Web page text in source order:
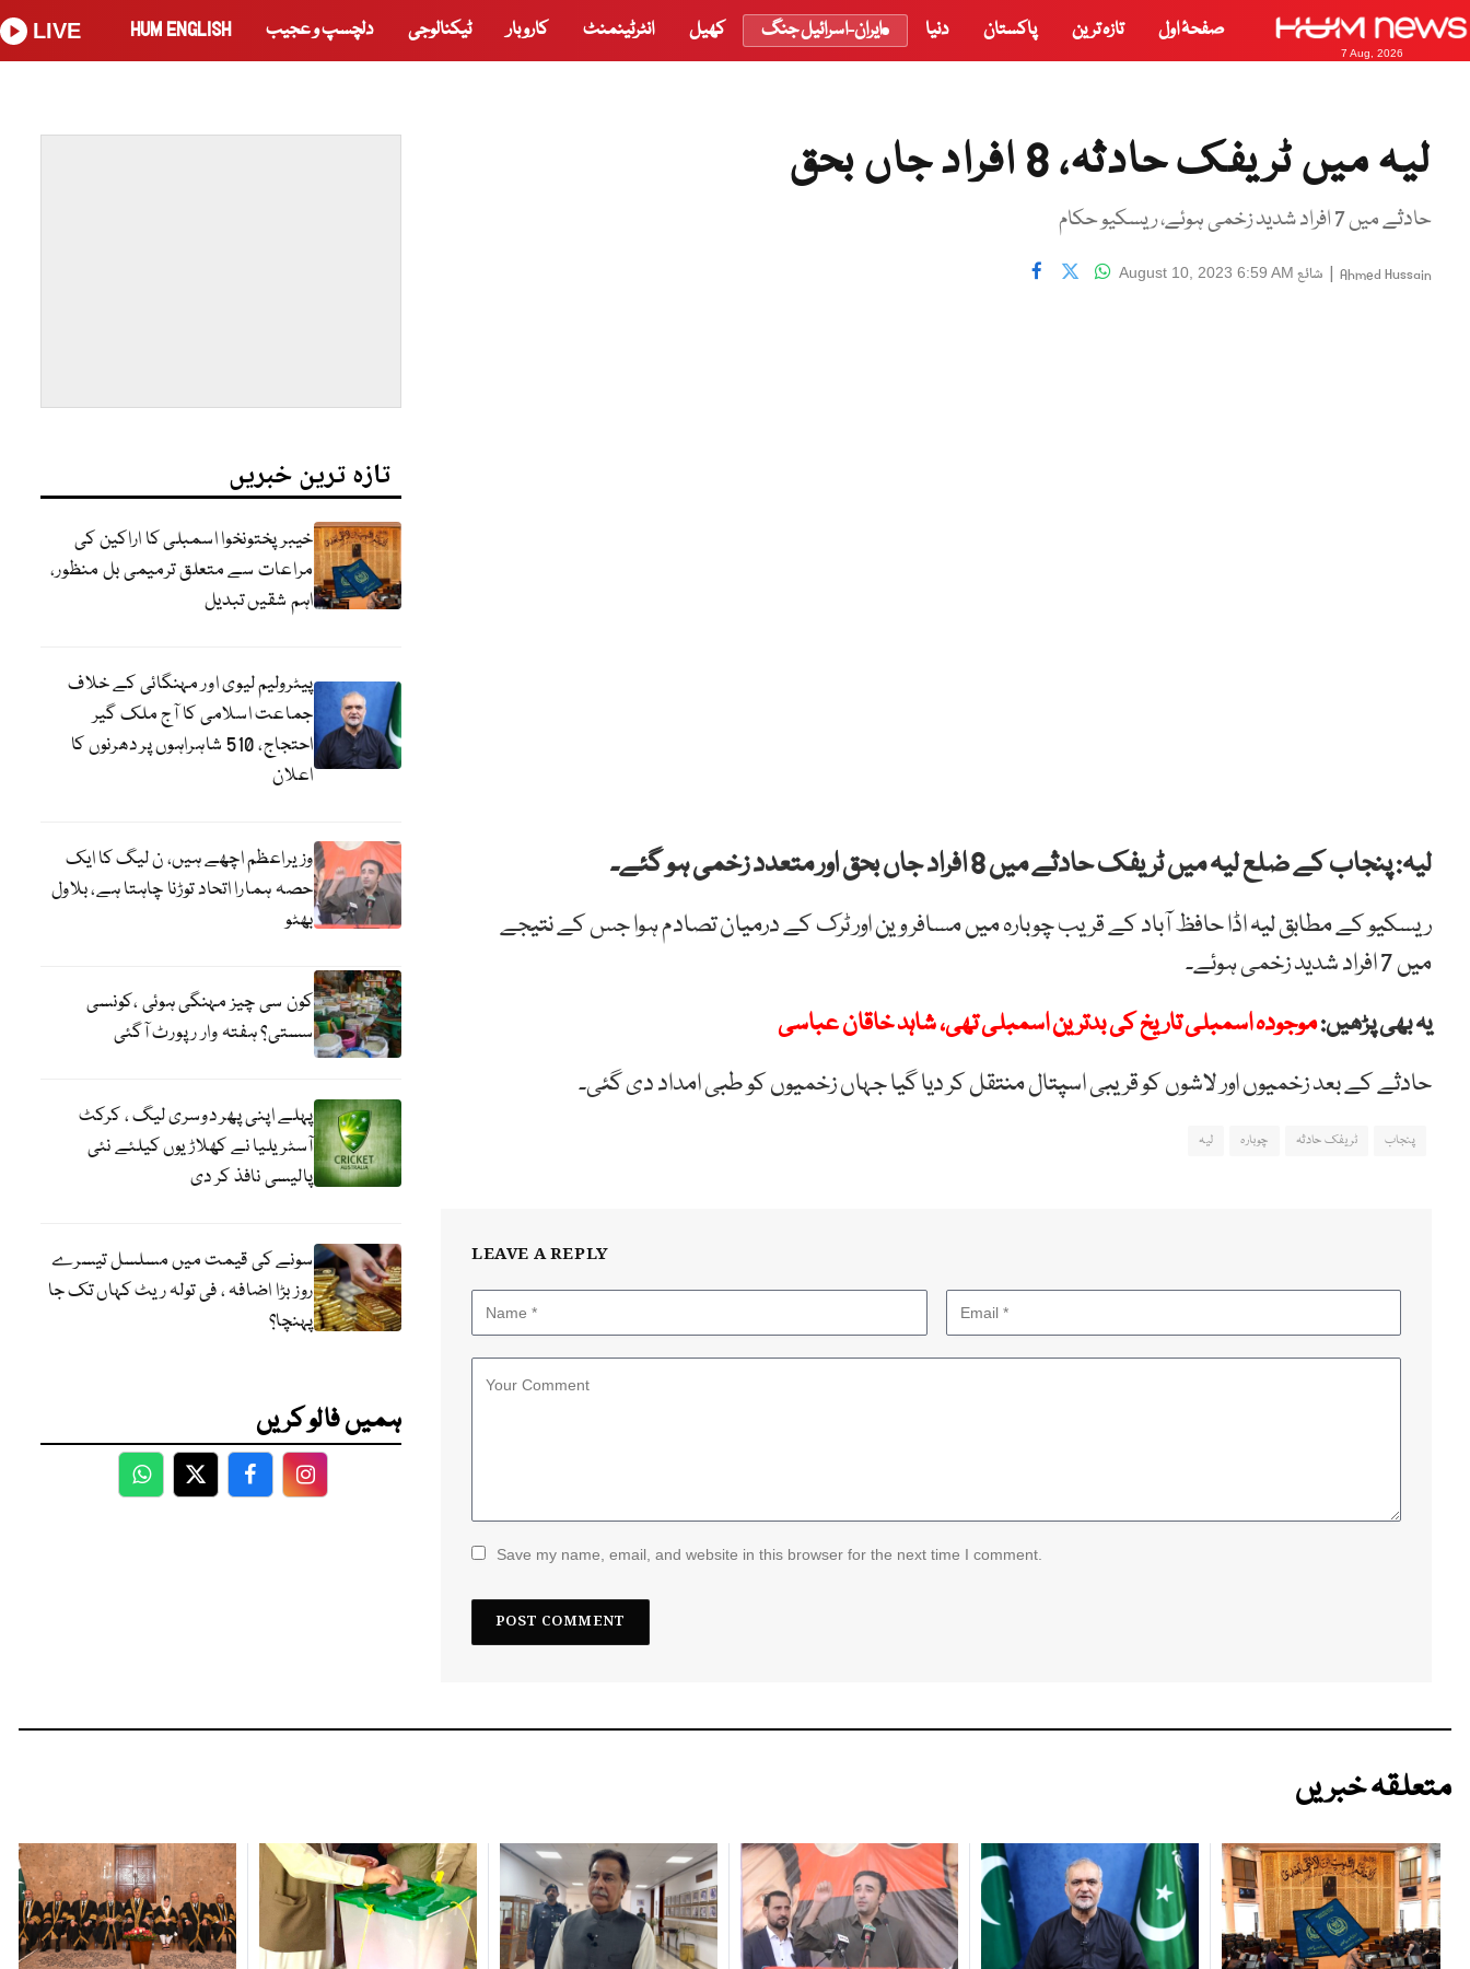
7 Aug, 2026
صفحۂ اول تازہ ترین پاکستان دنیا ایران-اسرائیل جنگ کھیل انٹرٹینمنٹ کاروبار ٹیکنالوجی دلچسپ و عجیب HUM ENGLISH
LIVE
لیہ میں ٹریفک حادثہ، 8 افراد جاں بحق
حادثے میں 7 افراد شدید زخمی ہوئے، ریسکیو حکام
Ahmed Hussain
| شائع August 10, 2023 6:59 AM
لیہ: پنجاب کے ضلع لیہ میں ٹریفک حادثے میں 8 افراد جاں بحق اور متعدد زخمی ہو گئے۔
ریسکیو کے مطابق لیہ اڈا حافظ آباد کے قریب چوبارہ میں مسافر وین اور ٹرک کے درمیان تصادم ہوا جس کے نتیجے
میں 7 افراد شدید زخمی ہوئے۔
یہ بھی پڑھیں:موجودہ اسمبلی تاریخ کی بدترین اسمبلی تھی، شاہد خاقان عباسی
حادثے کے بعد زخمیوں اور لاشوں کو قریبی اسپتال منتقل کر دیا گیا جہاں زخمیوں کو طبی امداد دی گئی۔
پنجاب ٹریفک حادثہ چوبارہ لیہ
LEAVE A REPLY
Save my name, email, and website in this browser for the next time I comment.
تازہ ترین خبریں
خیبرپختونخوا اسمبلی کا اراکین کی
مراعات سے متعلق ترمیمی بل منظور،
اہم شقیں تبدیل
پیٹرولیم لیوی اور مہنگائی کے خلاف
جماعت اسلامی کا آج ملک گیر
احتجاج، 510 شاہراہوں پر دھرنوں کا
اعلان
وزیراعظم اچھے ہیں، ن لیگ کا ایک
حصہ ہمارا اتحاد توڑنا چاہتا ہے، بلاول
بھٹو
کون سی چیز مہنگی ہوئی ،کونسی
سستی؟ ہفتہ وار رپورٹ آگئی
پہلے اپنی پھر دوسری لیگ ، کرکٹ
آسٹریلیا نے کھلاڑیوں کیلئے نئی
پالیسی نافذ کر دی
سونے کی قیمت میں مسلسل تیسرے
روز بڑا اضافہ ، فی تولہ ریٹ کہاں تک جا
پہنچا؟
ہمیں فالو کریں
WhatsApp
TwitterFacebookFacebook
متعلقہ خبریں